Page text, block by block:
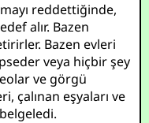
reddettiğinde,
alır. Bazen
Bazen evleri
veya hiçbir şey
ve görgü
çalınan eşyaları ve